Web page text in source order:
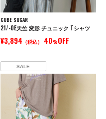
CUBE SUGAR
21/-OE天竺 変形 チュニック Tシャツ
¥3,894 （税込） 40%OFF
SALE